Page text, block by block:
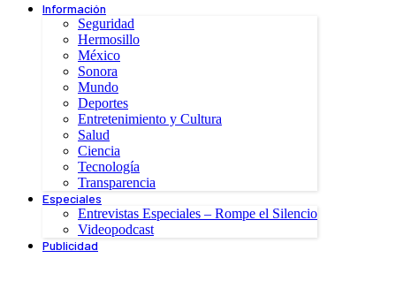
Información
Seguridad
Hermosillo
México
Sonora
Mundo
Deportes
Entretenimiento y Cultura
Salud
Ciencia
Tecnología
Transparencia
Especiales
Entrevistas Especiales – Rompe el Silencio
Videopodcast
Publicidad